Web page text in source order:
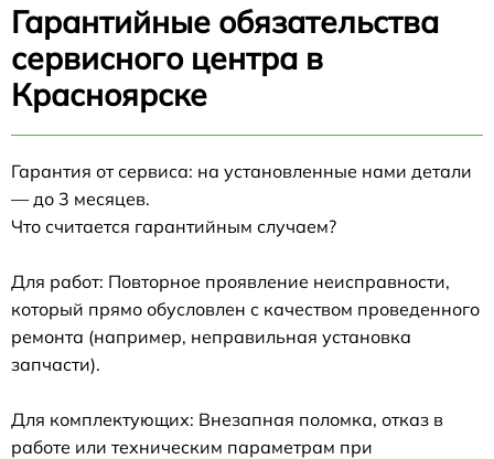
Гарантийные обязательства
сервисного центра в
Красноярске
Гарантия от сервиса: на установленные нами детали
— до 3 месяцев.
Что считается гарантийным случаем?
Для работ: Повторное проявление неисправности,
который прямо обусловлен с качеством проведенного
ремонта (например, неправильная установка
запчасти).
Для комплектующих: Внезапная поломка, отказ в
работе или техническим параметрам при